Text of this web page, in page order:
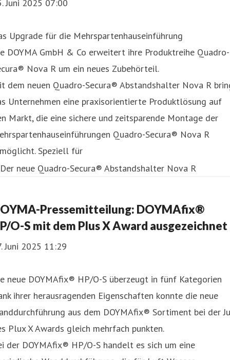
Juni 2025 07:00
Upgrade für die Mehrspartenhauseinführung
DOYMA GmbH & Co erweitert ihre Produktreihe Quadro-
Nova R um ein neues Zubehörteil.
dem neuen Quadro-Secura® Abstandshalter Nova R
Unternehmen eine praxisorientierte Produktlösung auf
Markt, die eine sichere und zeitsparende Montage der
Quadro-Secura® Nova R
Speziell für
Pressemitteilung: DOYMAfix®
O-S mit dem Plus X Award ausgezeichnet
Juni 2025 11:29
neue DOYMAfix® HP/O-S überzeugt in fünf Kategorien
ihrer herausragenden Eigenschaften konnte die neue
aus dem DOYMAfix® Sortiment bei der
Plux X Awards gleich mehrfach punkten.
der DOYMAfix® HP/O-S handelt es sich um eine